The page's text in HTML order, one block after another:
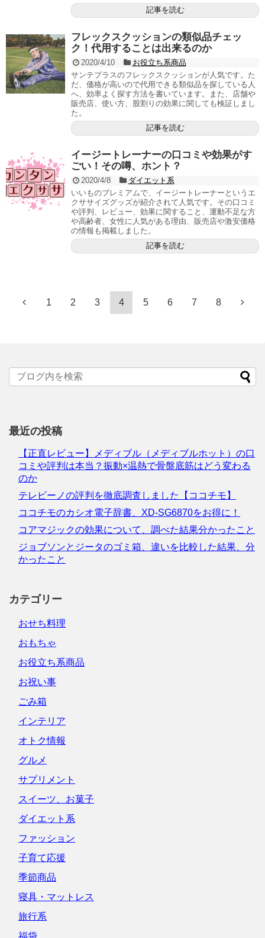
記事を読む
フレックスクッションの類似品チェッ
ク！代用することは出来るのか
2020/4/10
お役立ち系商品
サンテプラスのフレックスクッションが人気です。た
だ、価格が高いので代用できる類似品を探している人
へ、効率よく探す方法を書いています。また、店舗や
販売店、使い方、股割りの効果に関しても検証しまし
た。
記事を読む
イージートレーナーの口コミや効果がす
ごい！その噂、ホント？
2020/4/8
ダイエット系
いいものプレミアムで、イージートレーナーというエ
クササイズグッズが紹介されて人気です。その口コミ
や評判、レビュー、効果に関すること、運動不足な方
や高齢者、女性に人気がある理由、販売店や激安価格
の情報も掲載しました。
記事を読む
1 2 3 4 5 6 7 8
最近の投稿
【正直レビュー】メディブル（メディブルホット）の口
コミや評判は本当？振動×温熱で骨盤底筋はどう変わる
のか
テレビーノの評判を徹底調査しました【ココチモ】
ココチモのカシオ電子辞書、XD-SG6870をお得に！
コアマジックの効果について、調べた結果分かったこと
ジョブソンとジータのゴミ箱、違いを比較した結果、分
かったこと
カテゴリー
おせち料理
おもちゃ
お役立ち系商品
お祝い事
ごみ箱
インテリア
オトク情報
グルメ
サプリメント
スイーツ、お菓子
ダイエット系
ファッション
子育て応援
季節商品
寝具・マットレス
旅行系
福袋